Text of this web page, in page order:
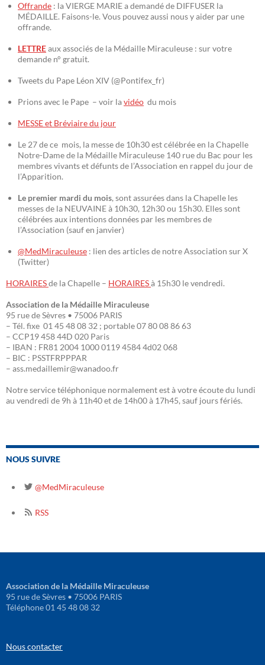
Offrande : la VIERGE MARIE a demandé de DIFFUSER la
MÉDAILLE. Faisons-le. Vous pouvez aussi nous y aider par une
offrande.
LETTREaux associés de la Médaille Miraculeuse : sur votre
demande n° gratuit.
Tweets du Pape Léon XIV (@Pontifex_fr)
Prions avec le Pape – voir lavidéo du mois
MESSE et Bréviaire du jour
Le 27 de ce mois, la messe de 10h30 est célébrée en la Chapelle
Notre-Dame de la Médaille Miraculeuse 140 rue du Bac pour les
membres vivants et défunts de l’Association en rappel du jour de
l’Apparition.
Le premier mardi du mois, sont assurées dans la Chapelle les
messes de la NEUVAINE à 10h30, 12h30 ou 15h30. Elles sont
célébrées aux intentions données par les membres de
l’Association (sauf en janvier)
@MedMiraculeuse : lien des articles de notre Association sur X
(Twitter)
HORAIRESde la Chapelle – HORAIRESà 15h30 le vendredi.
Association de la Médaille Miraculeuse
95 rue de Sèvres • 75006 PARIS
– Tél. fixe 01 45 48 08 32 ; portable 07 80 08 86 63
– CCP19 458 44D 020 Paris
– IBAN : FR81 2004 1000 0119 4584 4d02 068
– BIC : PSSTFRPPPAR
– ass.medaillemir@wanadoo.fr
Notre service téléphonique normalement est à votre écoute du lundi
au vendredi de 9h à 11h40 et de 14h00 à 17h45, sauf jours fériés.
NOUS SUIVRE
@MedMiraculeuse
RSS
Association de la Médaille Miraculeuse
95 rue de Sèvres • 75006 PARIS
Téléphone 01 45 48 08 32
Nous contacter